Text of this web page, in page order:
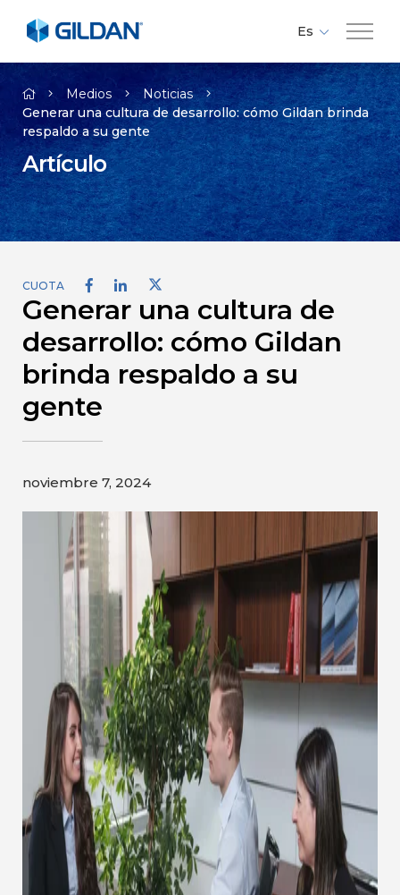
Compañía
Marcas
Responsabilidad
Empleos
Contacto
Gildan y HanesBrands pagina de
inicio
Es
Fr
En
Medios
Noticias
Generar una cultura de desarrollo: cómo Gildan brinda
respaldo a su gente
Artículo
CUOTA
Generar una cultura de
desarrollo: cómo Gildan
brinda respaldo a su
gente
noviembre 7, 2024